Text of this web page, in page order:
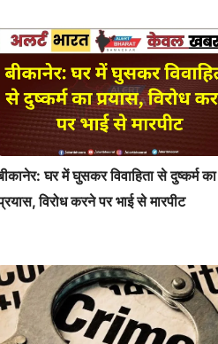
घर में घुसकर विवाहिता से दुष्कर्म का
विरोध करने पर भाई से मारपीट